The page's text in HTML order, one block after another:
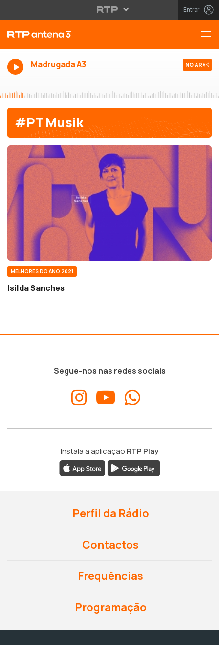
Entrar
Madrugada A3 NO AR
#PT Musik
MELHORES DO ANO 2021
Isilda Sanches
Segue-nos nas redes sociais
Instala a aplicação RTP Play
Perfil da Rádio
Contactos
Frequências
Programação